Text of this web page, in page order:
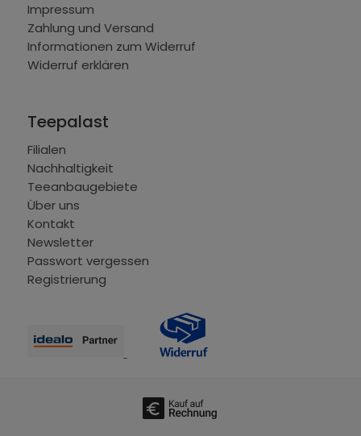
Impressum
Zahlung und Versand
Informationen zum Widerruf
Widerruf erklären
Teepalast
Filialen
Nachhaltigkeit
Teeanbaugebiete
Über uns
Kontakt
Newsletter
Passwort vergessen
Registrierung